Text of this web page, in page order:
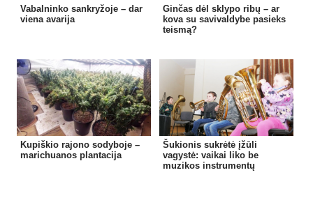
Vabalninko sankryžoje – dar
viena avarija
Ginčas dėl sklypo ribų – ar
kova su savivaldybe pasieks
teismą?
Kupiškio rajono sodyboje –
marichuanos plantacija
Šukionis sukrėtė įžūli
vagystė: vaikai liko be
muzikos instrumentų